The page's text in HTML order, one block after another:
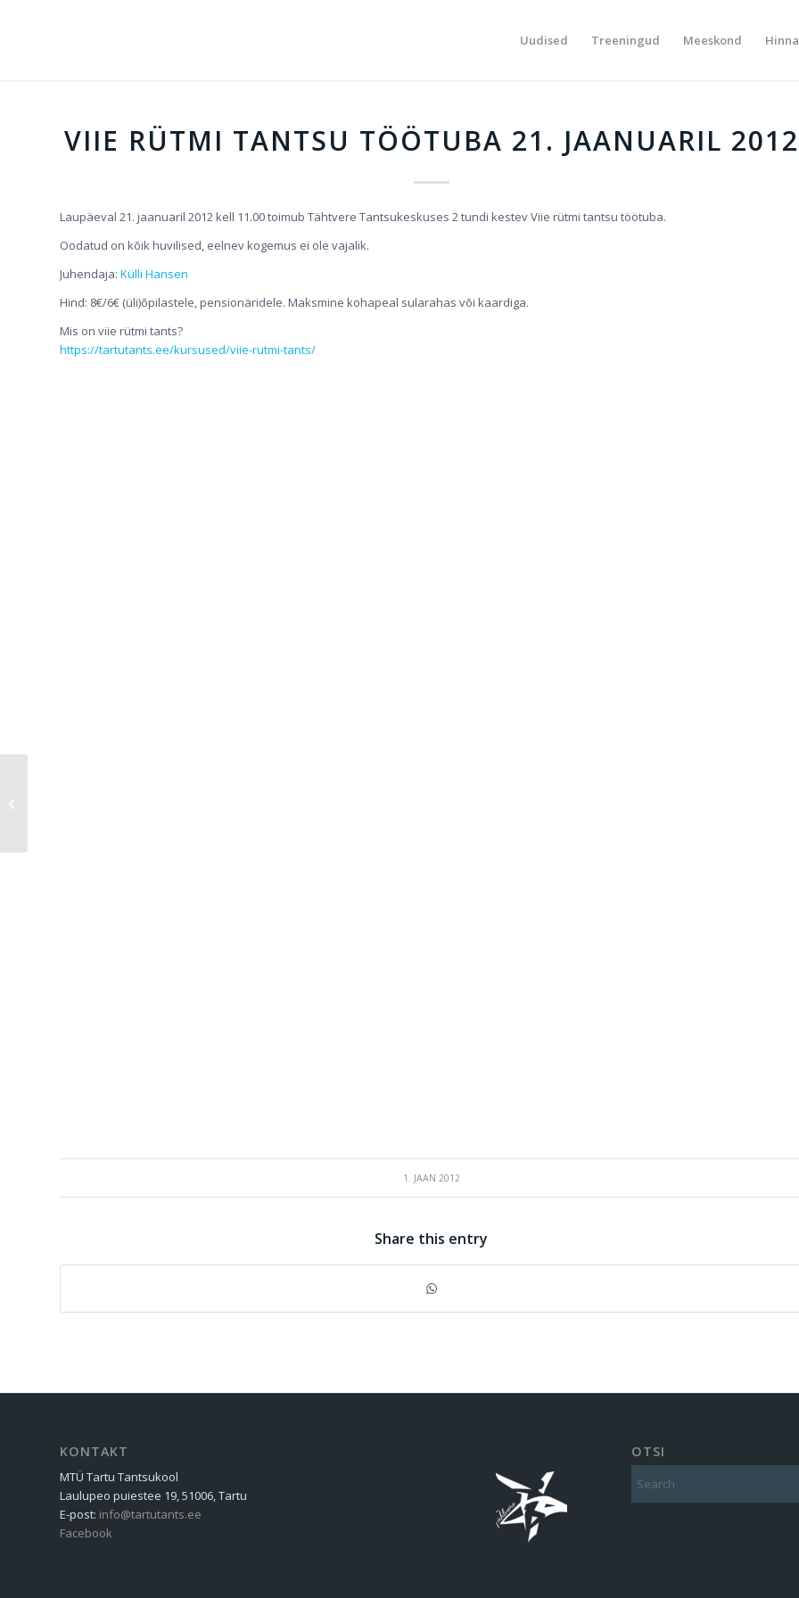
Uudised Treeningud Meeskond
VIIE RÜTMI TANTSU TÖÖTUBA 21. JAANUARIL 2012
Laupäeval 21. jaanuaril 2012 kell 11.00 toimub Tähtvere Tantsukeskuses 2 tundi kestev Viie rütmi tantsu töötuba.
Oodatud on kõik huvilised, eelnev kogemus ei ole vajalik.
Juhendaja: Külli Hansen
Hind: 8€/6€ (üli)õpilastele, pensionäridele. Maksmine kohapeal sularahas või kaardiga.
Mis on viie rütmi tants?
https://tartutants.ee/kursused/viie-rutmi-tants/
1. JAAN 2012
Share this entry
KONTAKT
MTÜ Tartu Tantsukool
Laulupeo puiestee 19, 51006, Tartu
E-post: info@tartutants.ee
Facebook
OTSI